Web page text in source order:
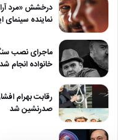
درخشش «مرد
نماینده سینمای
ماجرای نصب
خانواده انجام شد
رقابت بهرام
صدرنشین شد